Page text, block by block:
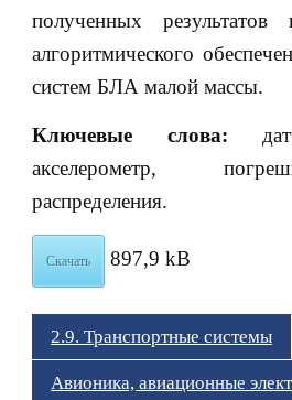
полученных результатов
алгоритмического
систем БЛА малой массы.
Ключевые слова:
акселерометр,
распределения.
Скачать 897,9 kB
2.9. Транспортные системы
Авионика, авиационные